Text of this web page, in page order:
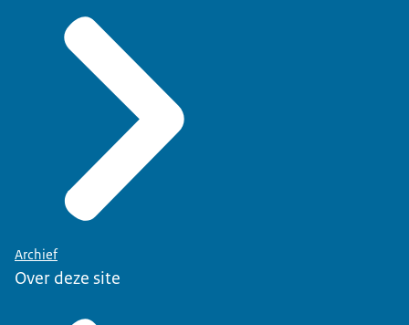
Archief
Over deze site